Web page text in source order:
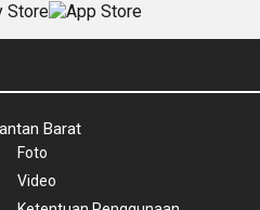
Barat
Foto
Video